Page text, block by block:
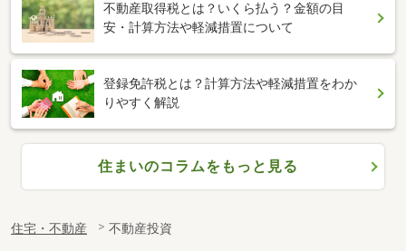
不動産取得税とは？いくら払う？金額の目
安・計算方法や軽減措置について
登録免許税とは？計算方法や軽減措置をわか
りやすく解説
住まいのコラムをもっと見る
住宅・不動産 不動産投資